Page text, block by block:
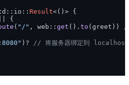
Result<()> {
{
( "/" , web:: get (). to (greet))
)? // 将服务器绑定到